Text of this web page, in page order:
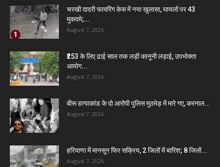
चरखी दादरी फायरिंग केस में नया खुलासा, घायलों पर 43
मुकदमे;...
August 7, 2026
₹253 के लिए ढाई साल तक लड़ी कानूनी लड़ाई, उपभोक्ता
आयोग...
August 7, 2026
बीरू हत्याकांड के दो आरोपी पुलिस मुठभेड़ में मारे गए, करनाल...
August 7, 2026
हरियाणा में मानसून फिर सक्रिय, 2 जिलों में बारिश; 8 जिलों...
August 7, 2026